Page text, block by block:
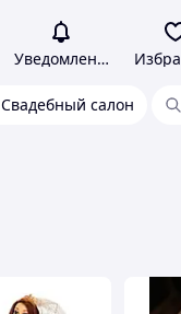
Уведомления
Свадебный салон